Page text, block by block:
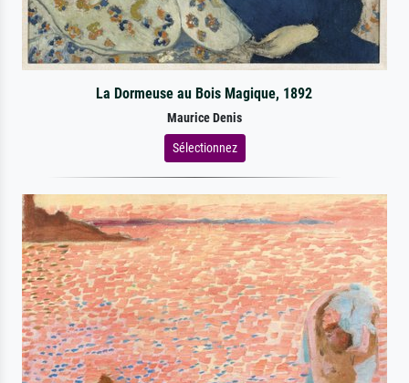
La Dormeuse au Bois Magique, 1892
Maurice Denis
Sélectionnez